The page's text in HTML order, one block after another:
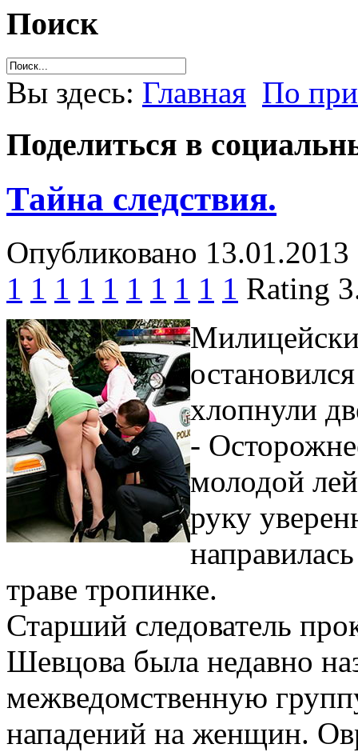
Поиск
Вы здесь: Главная По
Поделиться в
Тайна следствия.
Опубликовано
1 1 1 1 1 1 1 1 1 1 Rating
хлопнули
-
молодой
руку
траве тропинке.
Старший следователь
Шевцова была недавно
межведомственную
нападений на женщин.